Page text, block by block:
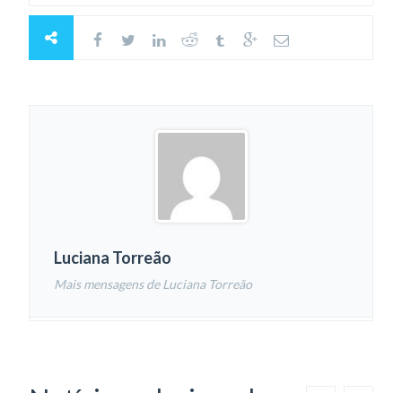
Luciana Torreão
Mais mensagens de Luciana Torreão